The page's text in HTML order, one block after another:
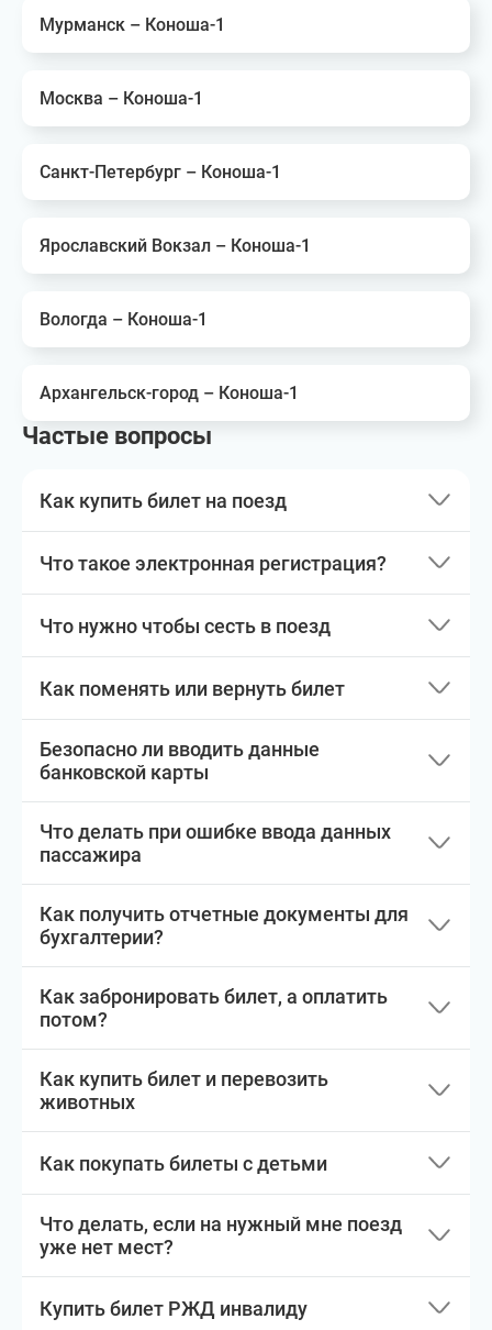
Мурманск – Коноша-1
Москва – Коноша-1
Санкт-Петербург – Коноша-1
Ярославский Вокзал – Коноша-1
Вологда – Коноша-1
Архангельск-город – Коноша-1
Частые вопросы
Как купить билет на поезд
Что такое электронная регистрация?
Что нужно чтобы сесть в поезд
Как поменять или вернуть билет
Безопасно ли вводить данные
банковской карты
Что делать при ошибке ввода данных
пассажира
Как получить отчетные документы для
бухгалтерии?
Как забронировать билет, а оплатить
потом?
Как купить билет и перевозить
животных
Как покупать билеты с детьми
Что делать, если на нужный мне поезд
уже нет мест?
Купить билет РЖД инвалиду